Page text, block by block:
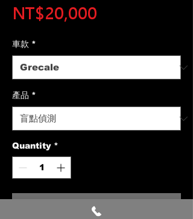
NT$20,000
車款 *
產品 *
Quantity *
Add to Cart